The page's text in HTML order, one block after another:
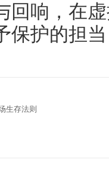
回响，在
保护的担
生存法则